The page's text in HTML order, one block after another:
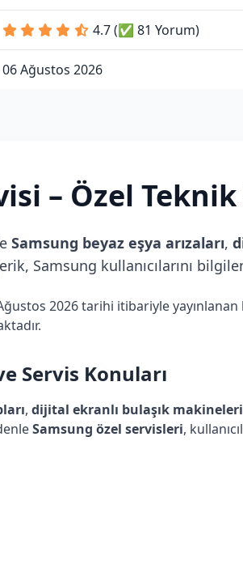
4.7 (✅ 81 Yorum)
06 Ağustos 2026
– Özel
Samsung beyaz eşya arızaları,
Samsung kullanıcılarını
2026 tarihi itibariyle yayınlanan
Servis Konuları
, dijital ekranlı bulaşık makineleri
Samsung özel servisleri,